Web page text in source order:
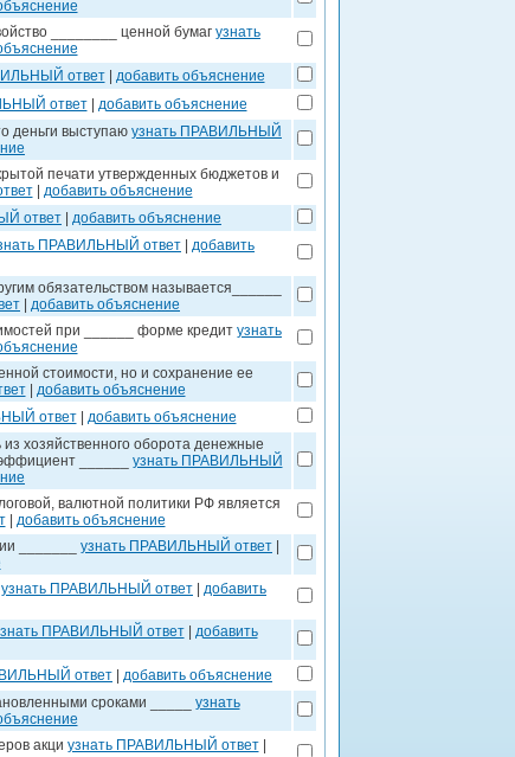
________ ценной бумаг узнать
ответ| добавить объяснение
ответ| добавить объяснение
деньги выступаю узнать ПРАВИЛЬНЫЙ
печати утвержденных бюджетов и
| добавить объяснение
ответ добавить объяснение
ПРАВИЛЬНЫЙ ответ
добавить
обязательством называется______
добавить объяснение
при ______ форме кредит узнать
стоимости, но и сохранение ее
| добавить объяснение
ответ| добавить объяснение
хозяйственного оборота денежные
______ узнать ПРАВИЛЬНЫЙ
валютной политики РФ является
| добавить объяснение
_______ узнать ПРАВИЛЬНЫЙ ответ
узнать ПРАВИЛЬНЫЙ ответ
добавить
ПРАВИЛЬНЫЙ ответ| добавить
ответ добавить объяснение
сроками _____ узнать
акци узнать ПРАВИЛЬНЫЙ ответ|